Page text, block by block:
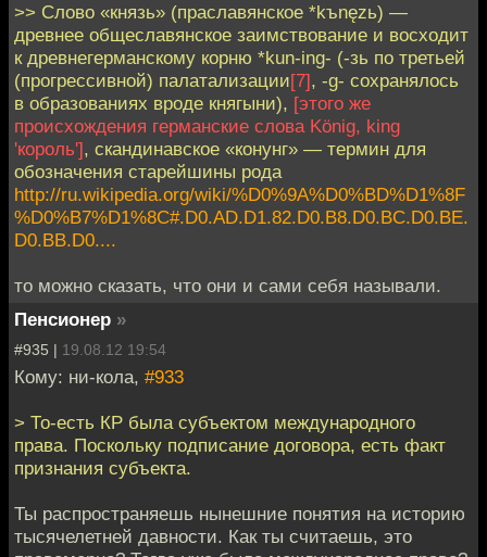
>> Слово «князь» (праславянское *kъnęzь) —
древнее общеславянское заимствование и восходит
к древнегерманскому корню *kun-ing- (-зь по третьей
(прогрессивной) палатализации[7], -g- сохранялось
в образованиях вроде княгыни), [этого же
происхождения германские слова König, king
'король'], скандинавское «конунг» — термин для
обозначения старейшины рода
http://ru.wikipedia.org/wiki/%D0%9A%D0%BD%D1%8F
%D0%B7%D1%8C#.D0.AD.D1.82.D0.B8.D0.BC.D0.BE.
D0.BB.D0....
то можно сказать, что они и сами себя называли.
Пенсионер »
#935 | 19.08.12 19:54
Кому: ни-кола, #933
> То-есть КР была субъектом международного
права. Поскольку подписание договора, есть факт
признания субъекта.
Ты распространяешь нынешние понятия на историю
тысячелетней давности. Как ты считаешь, это